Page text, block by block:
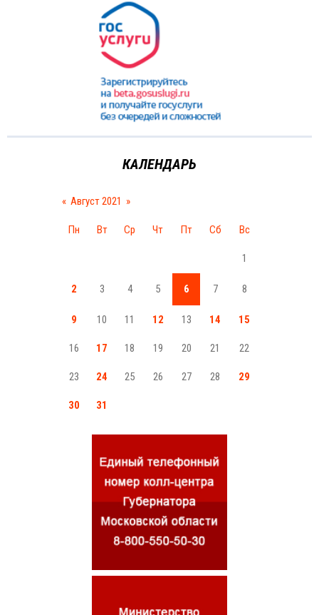
КАЛЕНДАРЬ
« Август 2021 »
Пн Вт Ср Чт Пт Сб Вс
1
2 3 4 5 6 7 8
9 10 11 12 13 14 15
16 17 18 19 20 21 22
23 24 25 26 27 28 29
30 31